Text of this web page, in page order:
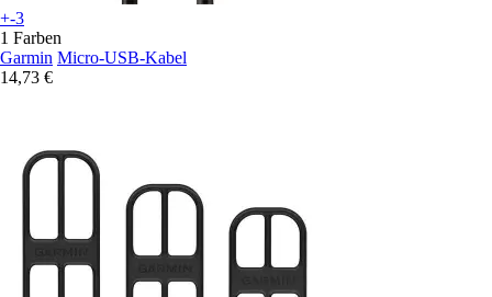
+-3
1 Farben
Garmin Micro-USB-Kabel
14,73 €